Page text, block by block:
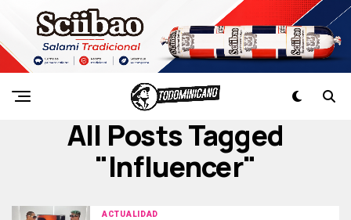
All Posts Tagged
"influencer"
ACTUALIDAD